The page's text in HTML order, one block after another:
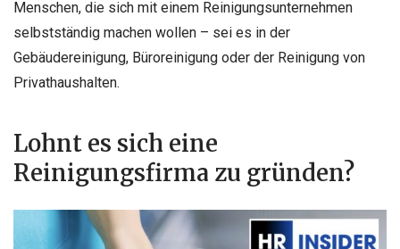
Menschen, die sich mit einem Reinigungsunternehmen
selbstständig machen wollen – sei es in der
Gebäudereinigung, Büroreinigung oder der Reinigung von
Privathaushalten.
Lohnt es sich eine
Reinigungsfirma zu gründen?